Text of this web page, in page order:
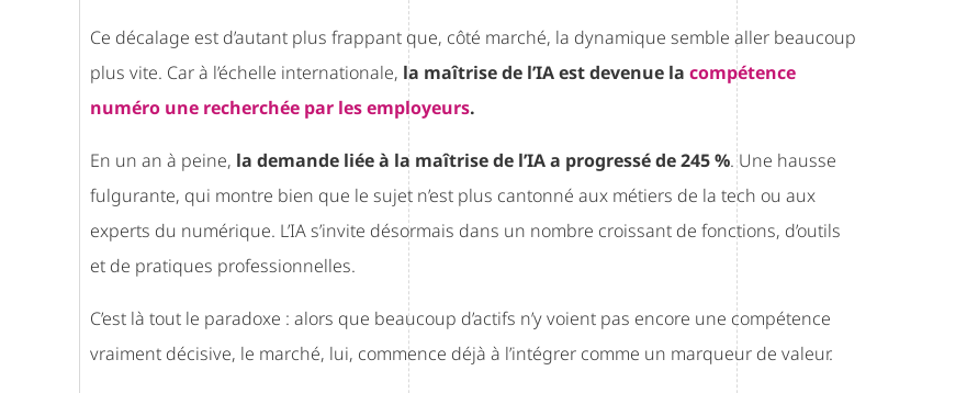
Ce décalage est d’autant plus frappant que, côté marché, la dynamique semble aller beaucoup
plus vite. Car à l’échelle internationale, la maîtrise de l’IA est devenue la compétence
numéro une recherchée par les employeurs.
En un an à peine, la demande liée à la maîtrise de l’IA a progressé de 245 %. Une hausse
fulgurante, qui montre bien que le sujet n’est plus cantonné aux métiers de la tech ou aux
experts du numérique. L’IA s’invite désormais dans un nombre croissant de fonctions, d’outils
et de pratiques professionnelles.
C’est là tout le paradoxe : alors que beaucoup d’actifs n’y voient pas encore une compétence
vraiment décisive, le marché, lui, commence déjà à l’intégrer comme un marqueur de valeur.